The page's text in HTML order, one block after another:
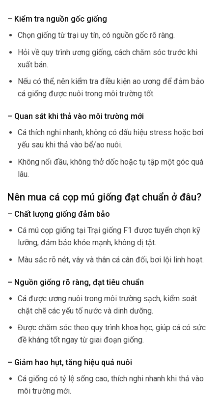
– Kiểm tra nguồn gốc giống
Chọn giống từ trại uy tín, có nguồn gốc rõ ràng.
Hỏi về quy trình ương giống, cách chăm sóc trước khi
xuất bán.
Nếu có thể, nên kiểm tra điều kiện ao ương để đảm bảo
cá giống được nuôi trong môi trường tốt.
– Quan sát khi thả vào môi trường mới
Cá thích nghi nhanh, không có dấu hiệu stress hoặc bơi
yếu sau khi thả vào bể/ao nuôi.
Không nổi đầu, không thở dốc hoặc tụ tập một góc quá
lâu.
Nên mua cá cọp mú giống đạt chuẩn ở đâu?
– Chất lượng giống đảm bảo
Cá mú cọp giống tại Trại giống F1 được tuyển chọn kỹ
lưỡng, đảm bảo khỏe mạnh, không dị tật.
Màu sắc rõ nét, vây và thân cá cân đối, bơi lội linh hoạt.
– Nguồn giống rõ ràng, đạt tiêu chuẩn
Cá được ương nuôi trong môi trường sạch, kiểm soát
chặt chẽ các yếu tố nước và dinh dưỡng.
Được chăm sóc theo quy trình khoa học, giúp cá có sức
đề kháng tốt ngay từ giai đoạn giống.
– Giảm hao hụt, tăng hiệu quả nuôi
Cá giống có tỷ lệ sống cao, thích nghi nhanh khi thả vào
môi trường mới.